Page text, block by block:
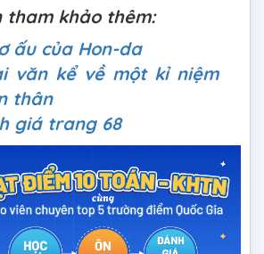
tham khảo thêm:
ấu của Hon-da
văn kể về một kỉ niệm
thân
giá trang 68